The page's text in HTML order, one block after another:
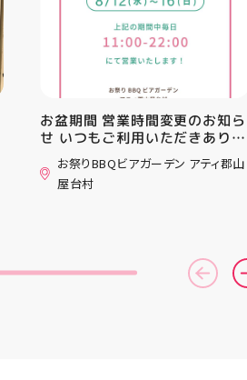
お盆期間 営業時間変更のお知ら
せ いつもご利用いただきありが
とうございます！ 8月12日
(水)〜8月16日(日) は、 営業時
間を変更して営業いたします
事やご友人との集まり、夏休み
のお出かけにもぴったり！ 屋台
グルメとBBQを一緒に楽しめる
お祭りBBQビアガーデン アティ郡山
屋台村